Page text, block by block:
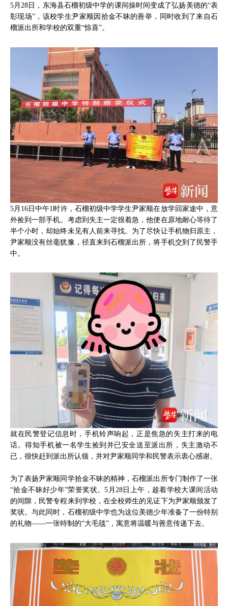
5月28日，东海县石榴初级中学的课间操时间变成了弘扬美德的“表
彰现场”，该校学生尹家顺因拾金不昧的善举，同时收到了来自石
榴派出所和学校的双重“惊喜”。
5月16日中午1时许，石榴初级中学学生尹家顺在放学回家途中，意
外捡到一部手机。考虑到失主一定很着急，他便在原地耐心等待了
半个小时，却始终未见有人前来寻找。为了尽快让手机物归原主，
尹家顺没有丝毫犹豫，径直来到石榴派出所，将手机交到了民警手
中。
就在民警登记信息时，手机铃声响起，正是焦急的失主打来的电
话。得知手机被一名学生捡到并已安全送至派出所，失主激动不
已，很快赶到派出所认领，并对尹家顺同学和民警表示衷心感谢。
为了表扬尹家顺同学拾金不昧的精神，石榴派出所专门制作了一张
“拾金不昧好少年”荣誉奖状。5月28日上午，趁着学校大课间活动
的间隙，民警专程来到学校，在全校师生的见证下为尹家顺颁发了
奖状。与此同时，石榴初级中学也为这位美德少年准备了一份特别
的礼物——一张特制的“大毛毯”，寓意将温暖与善意传递下去。